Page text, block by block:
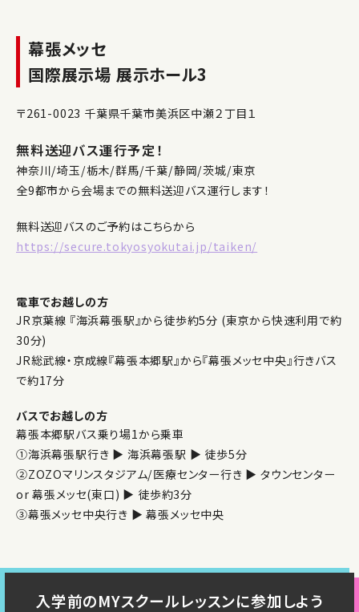
幕張メッセ
国際展示場 展示ホール3
〒261-0023 千葉県千葉市美浜区中瀬２丁目１
無料送迎バス運行予定！
神奈川/埼玉/栃木/群馬/千葉/静岡/茨城/東京
全9都市から会場までの無料送迎バス運行します！
無料送迎バスのご予約はこちらから
https://secure.tokyosyokutai.jp/taiken/
電車でお越しの方
JR京葉線 『海浜幕張駅』から徒歩約5分 (東京から快速利用で約
30分)
JR総武線・京成線『幕張本郷駅』から『幕張メッセ中央』行きバス
で約17分
バスでお越しの方
幕張本郷駅バス乗り場1から乗車
①海浜幕張駅行き ▶︎ 海浜幕張駅 ▶︎ 徒歩5分
②ZOZOマリンスタジアム/医療センター⾏き ▶︎ タウンセンター
or 幕張メッセ(東口) ▶︎ 徒歩約3分
③幕張メッセ中央行き ▶︎ 幕張メッセ中央
入学前のMYスクールレッスンに参加しよう